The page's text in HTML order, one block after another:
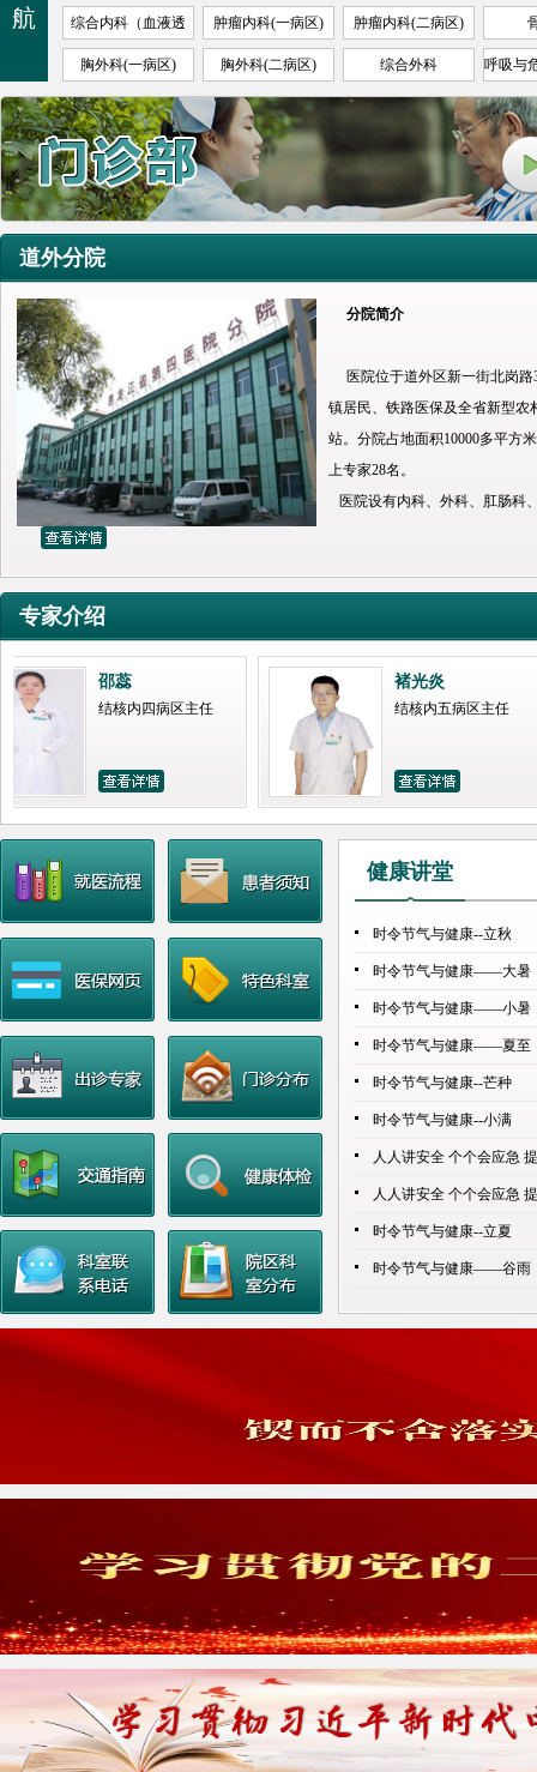
航
区)
区)
区)
综合内科（血液透
析）
肿瘤内科(一病区) 肿瘤内科(二病区)
胸外科(一病区) 胸外科(二病区) 综合外科
呼吸与
(
道外分院
分院简介
医院位于道外区新一街北岗路
镇居民、铁路医保及全省新型农
站。分院占地面积10000多平方
上专家28名。
医院设有内科、外科、肛肠科
仪、美国进口CT、腹腔镜、阴
老助老等服务为主，24小时医
医疗、护理、康复及关怀为一体
任，为新一地区7万多人口实行
居民健康教育室、疾病咨询室
儿各项元素测定（如钙、铁、
黑龙江省第四医院道外分院全
务和良好的就医环境。
专家介绍
健康讲堂
时令节气与健康--立秋
时令节气与健康——大暑
时令节气与健康——小暑
时令节气与健康——夏至
时令节气与健康--芒种
时令节气与健康--小满
人人讲安全 个个会应急
人人讲安全 个个会应急
时令节气与健康--立夏
时令节气与健康——谷雨